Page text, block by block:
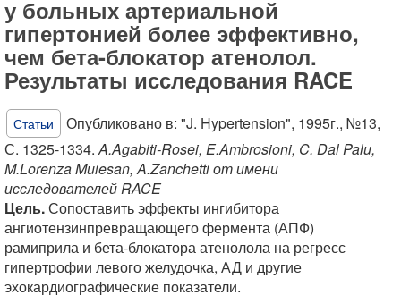
у больных артериальной
гипертонией более эффективно,
чем бета-блокатор атенолол.
Результаты исследования RACE
Статьи
Опубликовано в: "J. Hypertension", 1995г., №13,
С. 1325-1334.A.Agabiti-Rosei, E.Ambrosioni, C. Dal Palu,
M.Lorenza Muiesan, A.Zanchetti от имени
исследователей RACE
Цель.Сопоставить эффекты ингибитора
ангиотензинпревращающего фермента (АПФ)
рамиприла и бета-блокатора атенолола на регресс
гипертрофии левого желудочка, АД и другие
эхокардиографические показатели.